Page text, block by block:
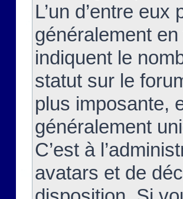
L’un d’entre
généralement
indiquent le
statut sur le
plus imposante,
généralement
C’est à
avatars et de